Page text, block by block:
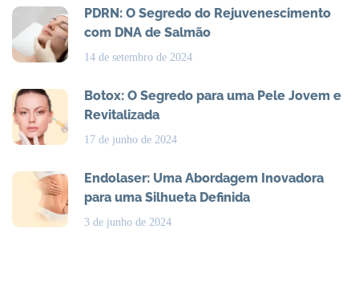
PDRN: O Segredo do Rejuvenescimento
com DNA de Salmão
14 de setembro de 2024
Botox: O Segredo para uma Pele Jovem e
Revitalizada
17 de junho de 2024
Endolaser: Uma Abordagem Inovadora
para uma Silhueta Definida
3 de junho de 2024